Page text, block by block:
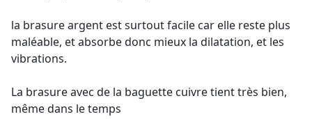
la brasure argent est surtout facile car elle reste plus
maléable, et absorbe donc mieux la dilatation, et les
vibrations.
La brasure avec de la baguette cuivre tient très bien,
même dans le temps